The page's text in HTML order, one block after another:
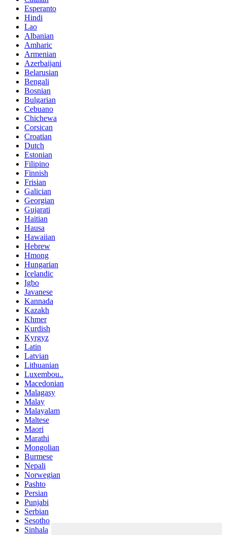
Esperanto
Hindi
Lao
Albanian
Amharic
Armenian
Azerbaijani
Belarusian
Bengali
Bosnian
Bulgarian
Cebuano
Chichewa
Corsican
Croatian
Dutch
Estonian
Filipino
Finnish
Frisian
Galician
Georgian
Gujarati
Haitian
Hausa
Hawaiian
Hebrew
Hmong
Hungarian
Icelandic
Igbo
Javanese
Kannada
Kazakh
Khmer
Kurdish
Kyrgyz
Latin
Latvian
Lithuanian
Luxembou..
Macedonian
Malagasy
Malay
Malayalam
Maltese
Maori
Marathi
Mongolian
Burmese
Nepali
Norwegian
Pashto
Persian
Punjabi
Serbian
Sesotho
Sinhala